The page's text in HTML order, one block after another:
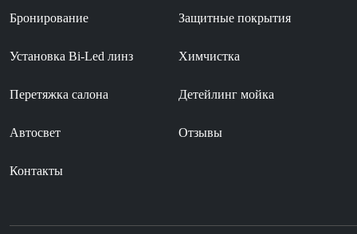
Бронирование Защитные покрытия
Установка Bi-Led линз Химчистка
Перетяжка салона Детейлинг мойка
Автосвет Отзывы
Контакты